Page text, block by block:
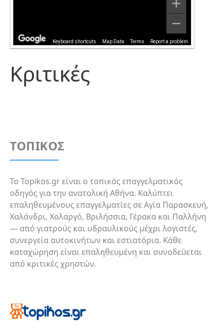
Keyboard shortcuts Map Data Terms Report a problem
Κριτικές
ΤΟΠΙΚΟΣ
Το Topikos.gr είναι ο τοπικός επαγγελματικός
οδηγός για την ανατολική Αθήνα. Καλύπτει
επαληθευμένους επαγγελματίες σε Αγία Παρασκευή,
Χαλάνδρι, Χολαργό, Βριλήσσια, Γέρακα και Παλλήνη
— από γιατρούς και υδραυλικούς μέχρι λογιστές,
συνεργεία αυτοκινήτων και εστιατόρια. Κάθε
καταχώρηση είναι επαληθευμένη και συνοδεύεται
από κριτικές χρηστών.